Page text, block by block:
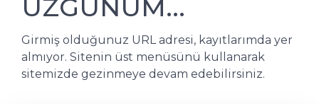
ÜZGÜNÜM...
Girmiş olduğunuz URL adresi, kayıtlarımda yer
almıyor. Sitenin üst menüsünü kullanarak
sitemizde gezinmeye devam edebilirsiniz.